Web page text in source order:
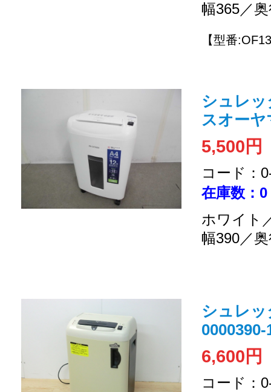
幅365／
【型番
シュレ
スオーヤ
5,500円
コード：
在庫数：0
ホワイト
幅390／
シュレ
0000390-
6,600円
コード：